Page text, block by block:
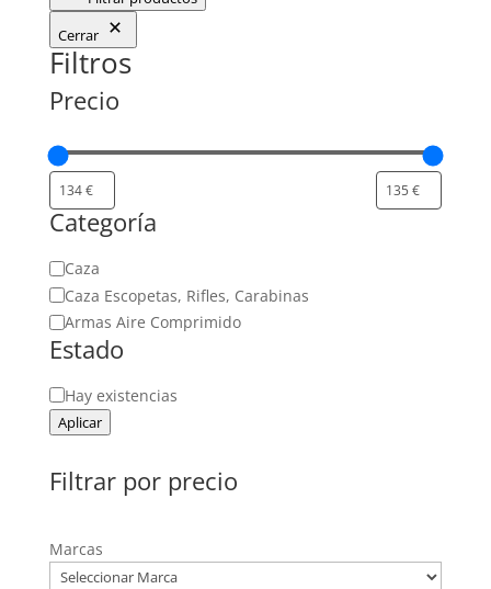
Cerrar
Filtros
Precio
Categoría
Categoría
Caza
Caza Escopetas, Rifles, Carabinas
Armas Aire Comprimido
Estado
Estado
Hay existencias
Aplicar
Filtrar por precio
Marcas